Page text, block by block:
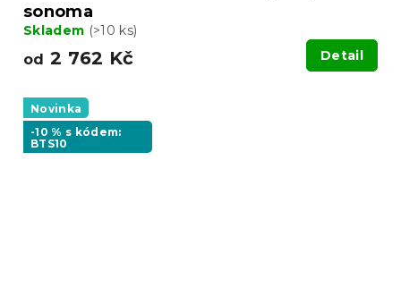
sonoma
Skladem (>10 ks)
od 2 762 Kč Detail
Novinka
-10 % s kódem:
BTS10